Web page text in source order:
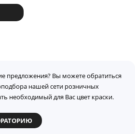
предложения? Вы можете обратиться
нашей сети розничных
необходимый для Вас цвет краски.